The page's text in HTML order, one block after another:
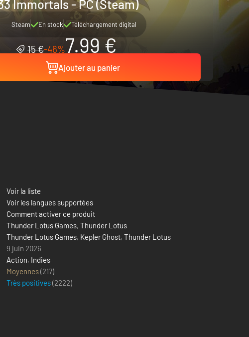
Immortals - PC (Steam)
Steam En stock Téléchargement digital
15 €-46%7.99 €
Ajouter au panier
Voir la liste
Voir les langues supportées
Comment activer ce produit
Thunder Lotus Games, Thunder Lotus
Thunder Lotus Games, Kepler Ghost, Thunder Lotus
9 juin 2026
Action, Indies
Moyennes(217)
Très positives(2222)